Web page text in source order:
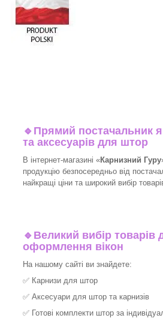
🔹 Прямий постачальник
та аксесуарів для штор
В інтернет-магазині «Карнизний Гуру
продукцію безпосередньо від
найкращі ціни та широкий вибір
🔹 Великий вибір товарів
оформлення вікон
На нашому сайті ви знайдете:
✅ Карнизи для штор
✅ Аксесуари для штор та карнизів
✅ Готові комплекти штор за